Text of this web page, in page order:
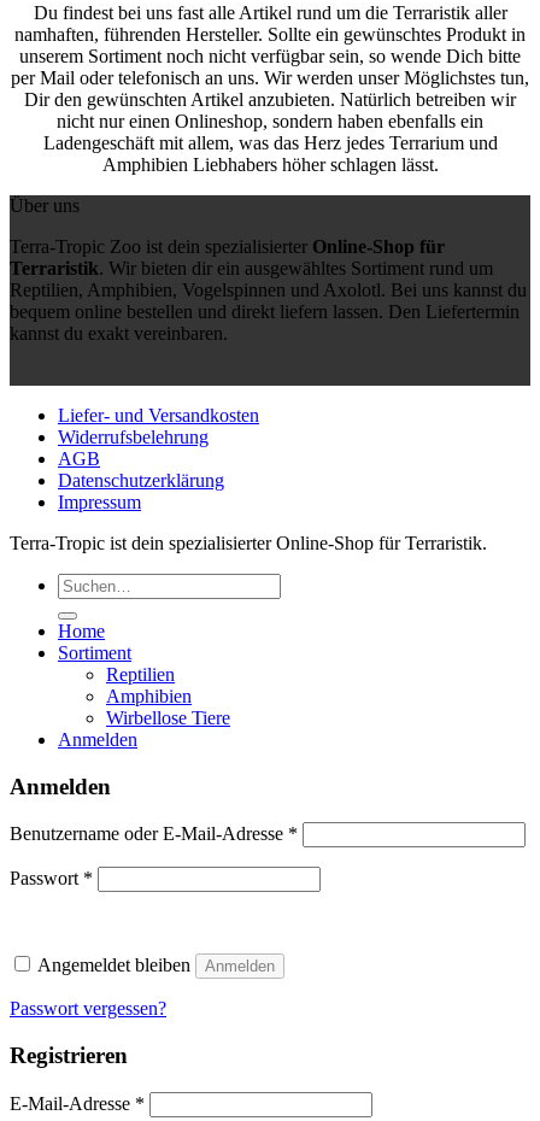
Du findest bei uns fast alle Artikel rund um die Terraristik aller
namhaften, führenden Hersteller. Sollte ein gewünschtes Produkt in
unserem Sortiment noch nicht verfügbar sein, so wende Dich bitte
per Mail oder telefonisch an uns. Wir werden unser Möglichstes tun,
Dir den gewünschten Artikel anzubieten. Natürlich betreiben wir
nicht nur einen Onlineshop, sondern haben ebenfalls ein
Ladengeschäft mit allem, was das Herz jedes Terrarium und
Amphibien Liebhabers höher schlagen lässt.
Über uns
Terra-Tropic Zoo ist dein spezialisierter Online-Shop für
Terraristik. Wir bieten dir ein ausgewähltes Sortiment rund um
Reptilien, Amphibien, Vogelspinnen und Axolotl. Bei uns kannst du
bequem online bestellen und direkt liefern lassen. Den Liefertermin
kannst du exakt vereinbaren.
Liefer- und Versandkosten
Widerrufsbelehrung
AGB
Datenschutzerklärung
Impressum
Terra-Tropic ist dein spezialisierter Online-Shop für Terraristik.
Suchen
nach:
Home
Sortiment
Reptilien
Amphibien
Wirbellose Tiere
Anmelden
Anmelden
Benutzername oder E-Mail-Adresse *
Passwort *
Angemeldet bleiben Anmelden
Passwort vergessen?
Registrieren
E-Mail-Adresse *